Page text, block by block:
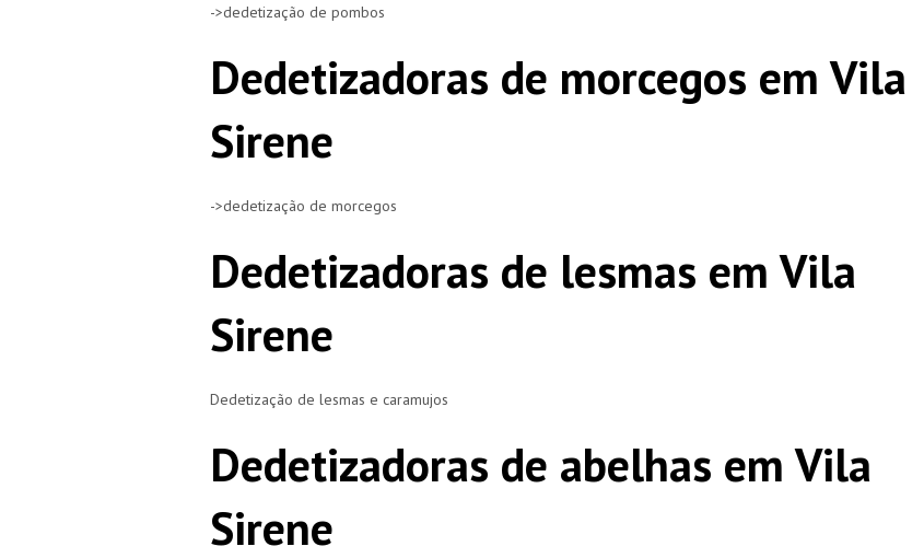
->dedetização de pombos
Dedetizadoras de morcegos em Vila
Sirene
->dedetização de morcegos
Dedetizadoras de lesmas em Vila
Sirene
Dedetização de lesmas e caramujos
Dedetizadoras de abelhas em Vila
Sirene